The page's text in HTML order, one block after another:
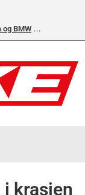
BMW
krasjen